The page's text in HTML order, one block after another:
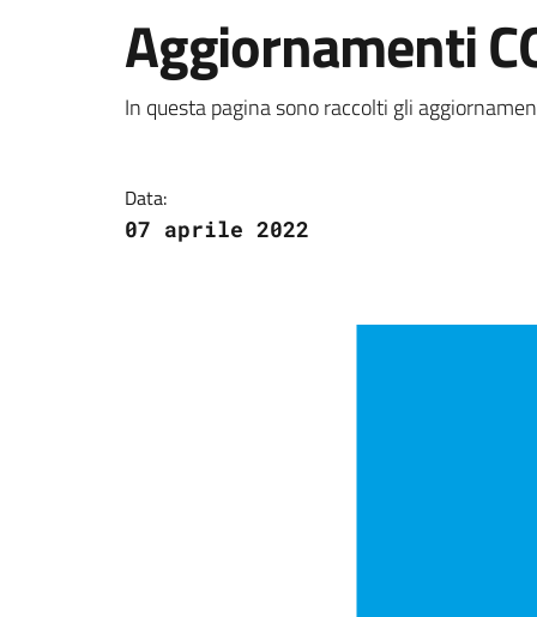
Aggiornamenti
Dettagli della
In questa pagina sono raccolti gli
Data:
07 aprile 2022